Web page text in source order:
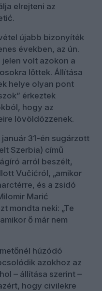
elrejteni az
újabb bizonyíték
években, az ún.
jelen volt azokon a
lőttek. Állítása
helye olyan pont
érkeztek
hogy az
lövöldözzenek.
31-én sugárzott
Szerbia) című
arról beszélt,
Vučićról, „amikor
és a zsidó
Marić
mondta neki: „Te
ő már nem
húzódó
azokhoz az
– állítása szerint –
hogy civilekre